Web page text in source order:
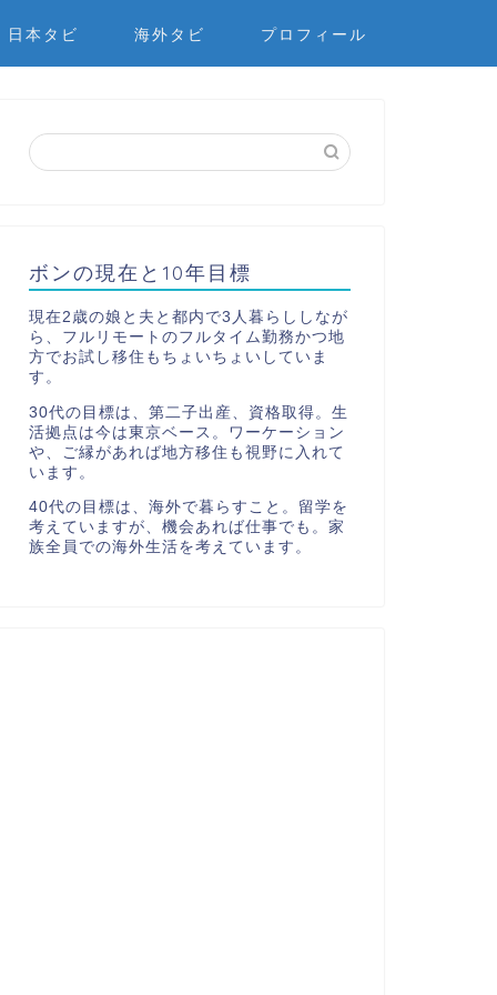
日本タビ 海外タビ プロフィール
ボンの現在と10年目標
現在2歳の娘と夫と都内で3人暮らししなが
ら、フルリモートのフルタイム勤務かつ地
方でお試し移住もちょいちょいしていま
す。
30代の目標は、第二子出産、資格取得。生
活拠点は今は東京ベース。ワーケーション
や、ご縁があれば地方移住も視野に入れて
います。
40代の目標は、海外で暮らすこと。留学を
考えていますが、機会あれば仕事でも。家
族全員での海外生活を考えています。